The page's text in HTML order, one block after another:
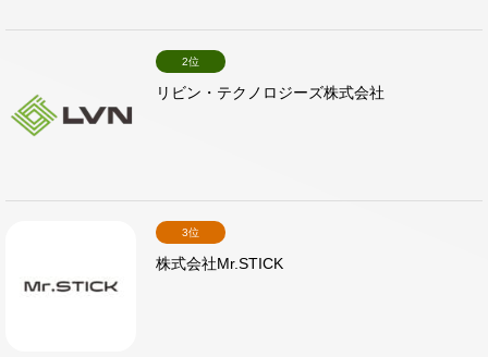
2位
リビン・テクノロジーズ株式会社
3位
株式会社Mr.STICK